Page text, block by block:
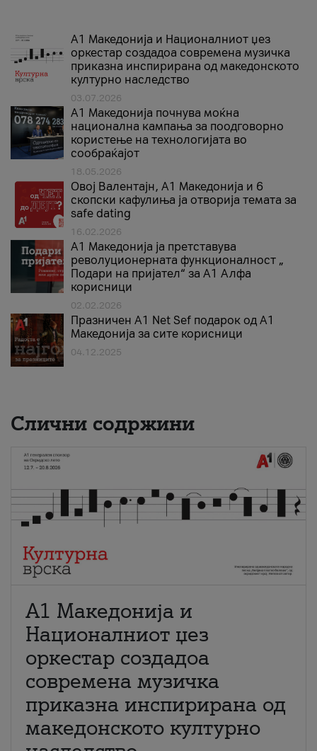
А1 Македонија и Националниот џез
оркестар создадоа современа музичка
приказна инспирирана од македонското
културно наследство
03.07.2026
A1 Македонија почнува моќна
национална кампања за поодговорно
користење на технологијата во
сообраќајот
18.05.2026
Овој Валентајн, A1 Македонија и 6
скопски кафулиња ја отворија темата за
safe dating
16.02.2026
А1 Македонија ја претставува
револуционерната функционалност „
Подари на пријател“ за А1 Алфа
корисници
02.02.2026
Празничен A1 Net Sеf подарок од А1
Македонија за сите корисници
04.12.2025
Слични содржини
А1 Македонија и
Националниот џез
оркестар создадоа
современа музичка
приказна инспирирана од
македонското културно